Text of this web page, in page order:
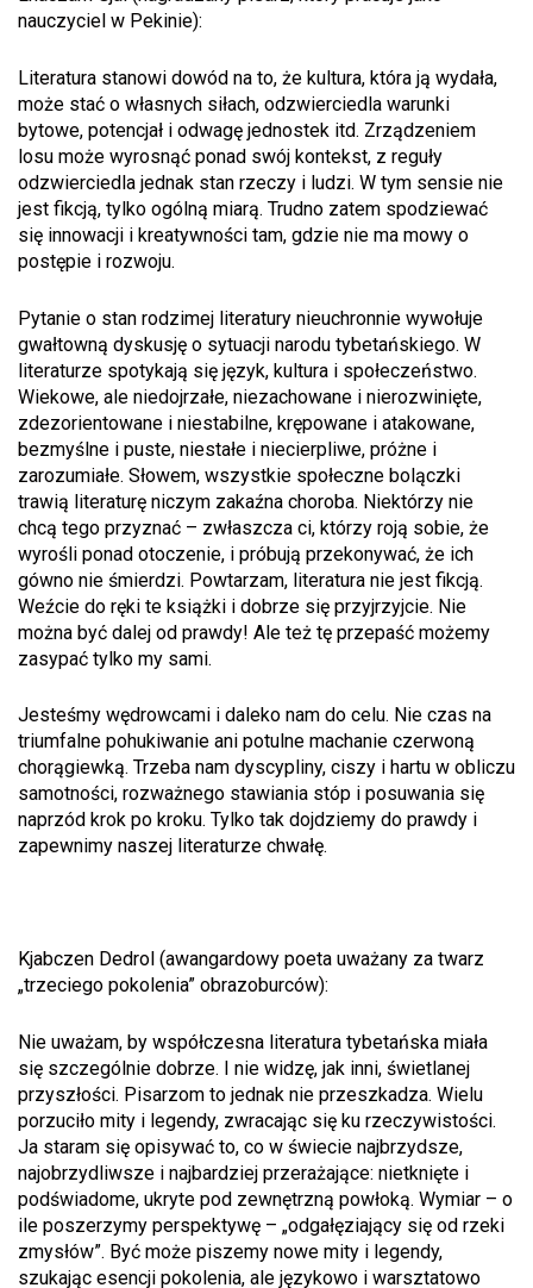
nauczyciel w Pekinie):
Literatura stanowi dowód na to, że kultura, która ją wydała,
może stać o własnych siłach, odzwierciedla warunki
bytowe, potencjał i odwagę jednostek itd. Zrządzeniem
losu może wyrosnąć ponad swój kontekst, z reguły
odzwierciedla jednak stan rzeczy i ludzi. W tym sensie nie
jest fikcją, tylko ogólną miarą. Trudno zatem spodziewać
się innowacji i kreatywności tam, gdzie nie ma mowy o
postępie i rozwoju.
Pytanie o stan rodzimej literatury nieuchronnie wywołuje
gwałtowną dyskusję o sytuacji narodu tybetańskiego. W
literaturze spotykają się język, kultura i społeczeństwo.
Wiekowe, ale niedojrzałe, niezachowane i nierozwinięte,
zdezorientowane i niestabilne, krępowane i atakowane,
bezmyślne i puste, niestałe i niecierpliwe, próżne i
zarozumiałe. Słowem, wszystkie społeczne bolączki
trawią literaturę niczym zakaźna choroba. Niektórzy nie
chcą tego przyznać – zwłaszcza ci, którzy roją sobie, że
wyrośli ponad otoczenie, i próbują przekonywać, że ich
gówno nie śmierdzi. Powtarzam, literatura nie jest fikcją.
Weźcie do ręki te książki i dobrze się przyjrzyjcie. Nie
można być dalej od prawdy! Ale też tę przepaść możemy
zasypać tylko my sami.
Jesteśmy wędrowcami i daleko nam do celu. Nie czas na
triumfalne pohukiwanie ani potulne machanie czerwoną
chorągiewką. Trzeba nam dyscypliny, ciszy i hartu w obliczu
samotności, rozważnego stawiania stóp i posuwania się
naprzód krok po kroku. Tylko tak dojdziemy do prawdy i
zapewnimy naszej literaturze chwałę.
Kjabczen Dedrol (awangardowy poeta uważany za twarz
„trzeciego pokolenia” obrazoburców):
Nie uważam, by współczesna literatura tybetańska miała
się szczególnie dobrze. I nie widzę, jak inni, świetlanej
przyszłości. Pisarzom to jednak nie przeszkadza. Wielu
porzuciło mity i legendy, zwracając się ku rzeczywistości.
Ja staram się opisywać to, co w świecie najbrzydsze,
najobrzydliwsze i najbardziej przerażające: nietknięte i
podświadome, ukryte pod zewnętrzną powłoką. Wymiar – o
ile poszerzymy perspektywę – „odgałęziający się od rzeki
zmysłów”. Być może piszemy nowe mity i legendy,
szukając esencji pokolenia, ale językowo i warsztatowo